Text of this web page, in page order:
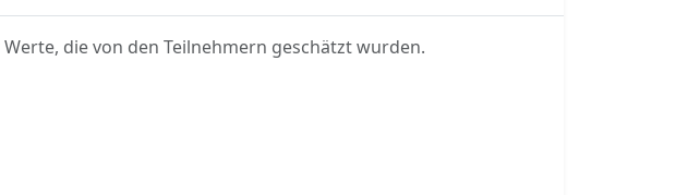
die von den Teilnehmern geschätzt wurden.